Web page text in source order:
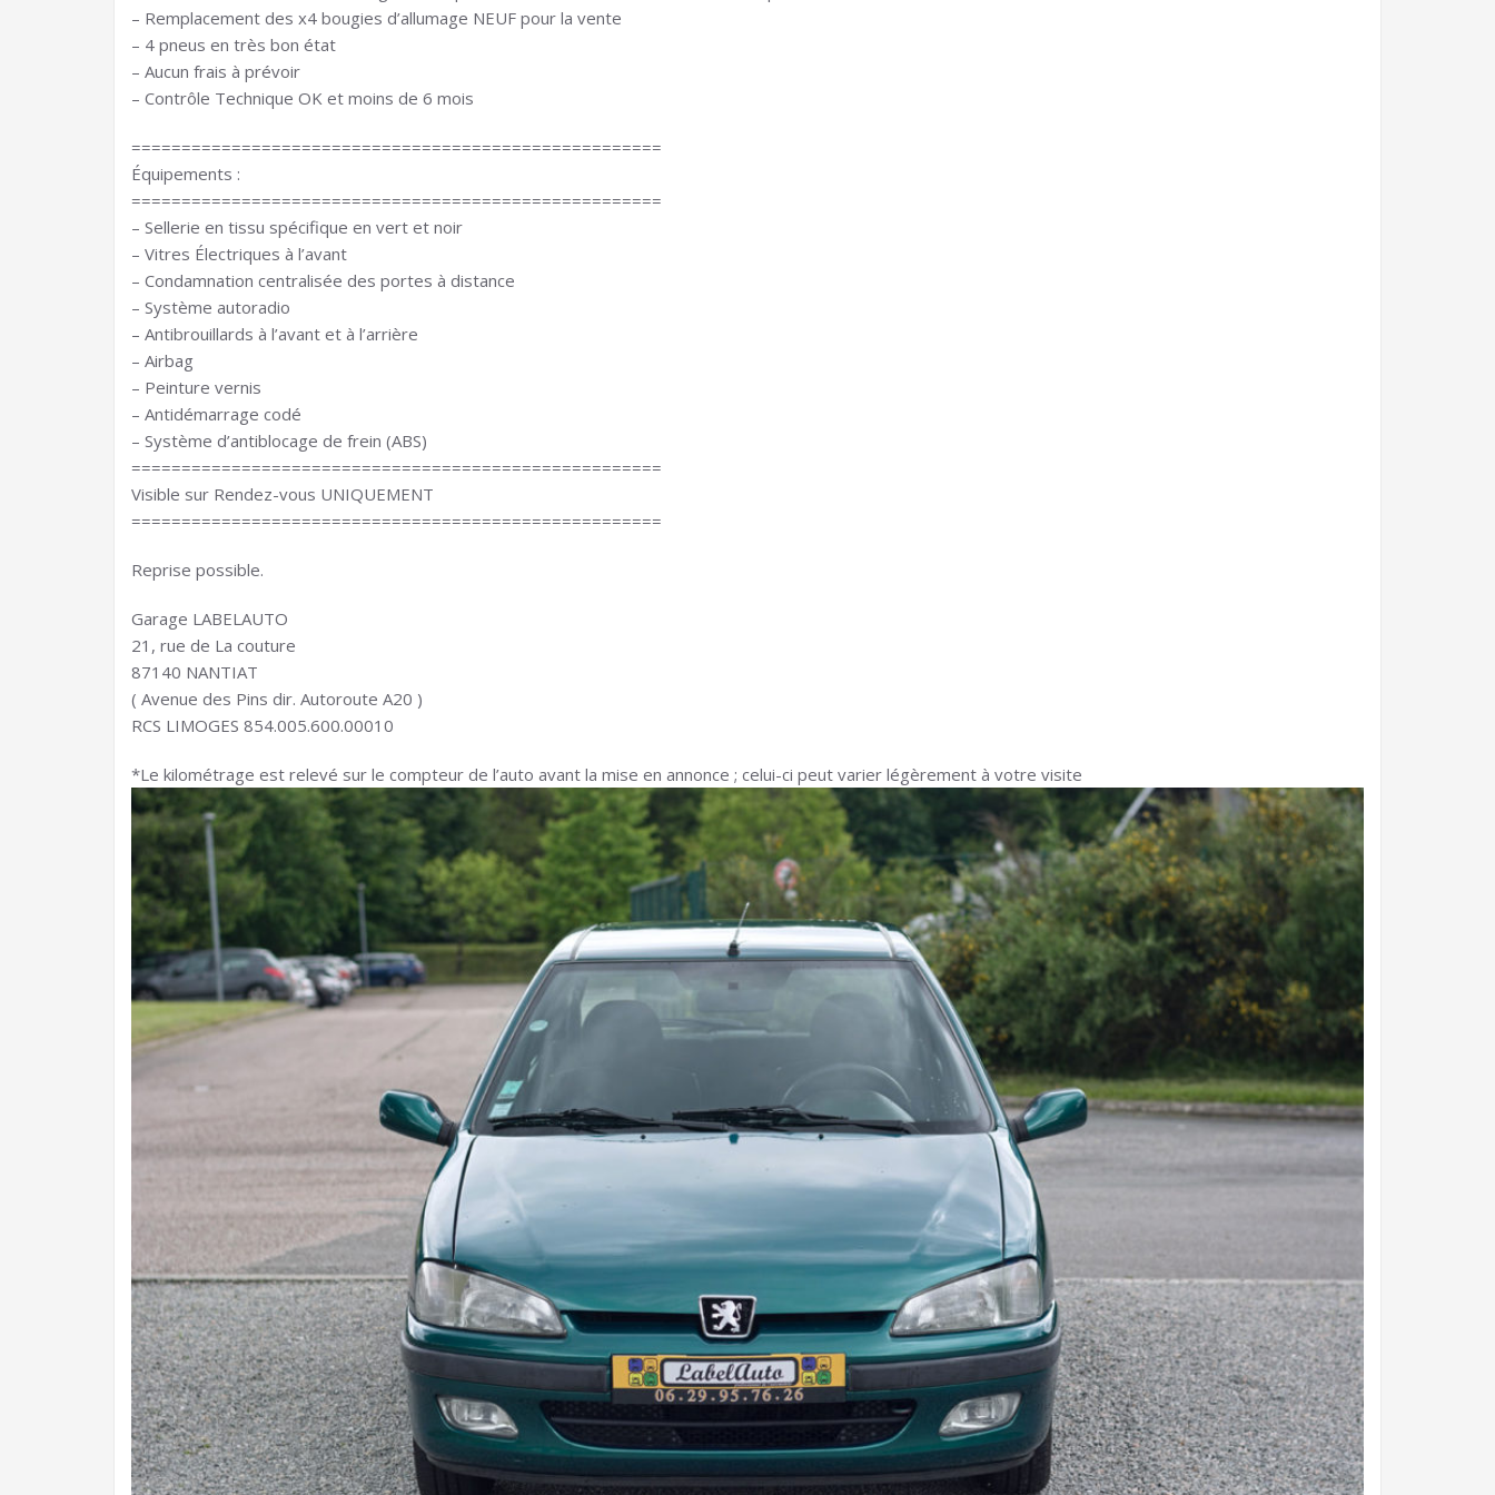
– Remplacement des x4 bougies d’allumage NEUF pour la vente
– 4 pneus en très bon état
– Aucun frais à prévoir
– Contrôle Technique OK et moins de 6 mois
=====================================================
Équipements :
=====================================================
– Sellerie en tissu spécifique en vert et noir
– Vitres Électriques à l’avant
– Condamnation centralisée des portes à distance
– Système autoradio
– Antibrouillards à l’avant et à l’arrière
– Airbag
– Peinture vernis
– Antidémarrage codé
– Système d’antiblocage de frein (ABS)
=====================================================
Visible sur Rendez-vous UNIQUEMENT
=====================================================
Reprise possible.
Garage LABELAUTO
21, rue de La couture
87140 NANTIAT
( Avenue des Pins dir. Autoroute A20 )
RCS LIMOGES 854.005.600.00010
*Le kilométrage est relevé sur le compteur de l’auto avant la mise en annonce ; celui-ci peut varier légèrement à votre visite